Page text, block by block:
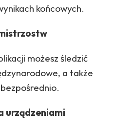
końcowych.
możesz śledzić
a także
urządzeniami